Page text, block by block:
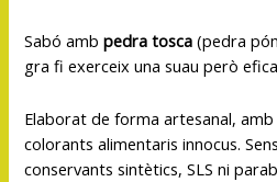
Sabó ambpedra tosca (pedra
gra fi exerceix una suau però
Elaborat de forma artesanal, amb
colorants alimentaris innocus.
conservants sintètics, SLS ni